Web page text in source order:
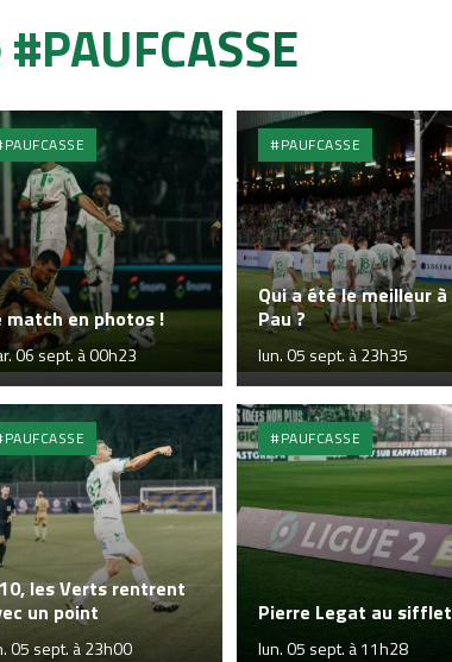
match en photos !
06 sept. à 00h23
#PAUFCASSE
Qui a été le meilleur à
Pau ?
lun. 05 sept. à 23h35
les Verts rentrent
un point
05 sept. à 23h00
#PAUFCASSE
Pierre Legat au sifflet
lun. 05 sept. à 11h28